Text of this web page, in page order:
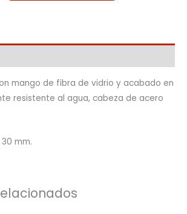
mango de fibra de vidrio y acabado en
resistente al agua, cabeza de acero
mm.